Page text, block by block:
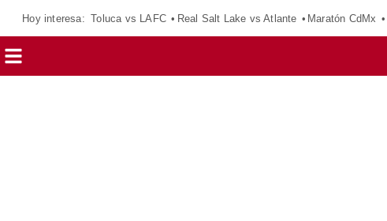
Hoy interesa: Toluca vs LAFC Real Salt Lake vs Atlante Maratón CdMx